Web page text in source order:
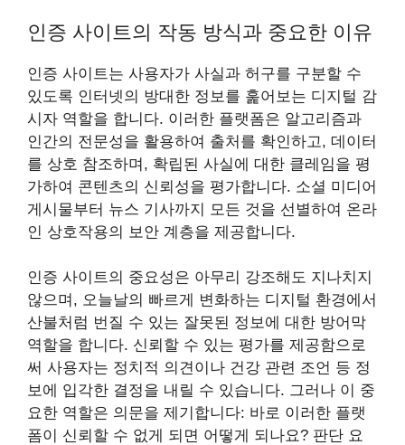
인증 사이트의 작동 방식과 중요한 이유
인증 사이트는 사용자가 사실과 허구를 구분할 수
있도록 인터넷의 방대한 정보를 훑어보는 디지털 감
시자 역할을 합니다. 이러한 플랫폼은 알고리즘과
인간의 전문성을 활용하여 출처를 확인하고, 데이터
를 상호 참조하며, 확립된 사실에 대한 클레임을 평
가하여 콘텐츠의 신뢰성을 평가합니다. 소셜 미디어
게시물부터 뉴스 기사까지 모든 것을 선별하여 온라
인 상호작용의 보안 계층을 제공합니다.
인증 사이트의 중요성은 아무리 강조해도 지나치지
않으며, 오늘날의 빠르게 변화하는 디지털 환경에서
산불처럼 번질 수 있는 잘못된 정보에 대한 방어막
역할을 합니다. 신뢰할 수 있는 평가를 제공함으로
써 사용자는 정치적 의견이나 건강 관련 조언 등 정
보에 입각한 결정을 내릴 수 있습니다. 그러나 이 중
요한 역할은 의문을 제기합니다: 바로 이러한 플랫
폼이 신뢰할 수 없게 되면 어떻게 되나요? 판단 요